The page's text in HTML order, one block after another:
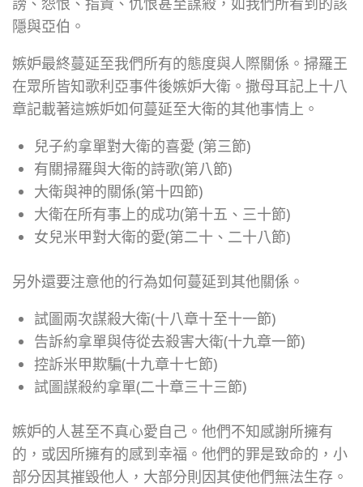
隱與亞伯。
嫉妒最終蔓延至我們所有的態度與人際關係。掃羅王
在眾所皆知歌利亞事件後嫉妒大衛。撒母耳記上十八
章記載著這嫉妒如何蔓延至大衛的其他事情上。
兒子約拿單對大衛的喜愛 (第三節)
有關掃羅與大衛的詩歌(第八節)
大衛與神的關係(第十四節)
大衛在所有事上的成功(第十五、三十節)
女兒米甲對大衛的愛(第二十、二十八節)
另外還要注意他的行為如何蔓延到其他關係。
試圖兩次謀殺大衛(十八章十至十一節)
告訴約拿單與侍從去殺害大衛(十九章一節)
控訴米甲欺騙(十九章十七節)
試圖謀殺約拿單(二十章三十三節)
嫉妒的人甚至不真心愛自己。他們不知感謝所擁有
的，或因所擁有的感到幸福。他們的罪是致命的，小
部分因其摧毀他人，大部分則因其使他們無法生存。